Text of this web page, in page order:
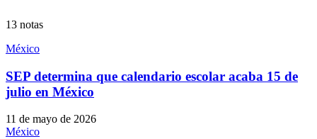
13 notas
México
SEP determina que calendario escolar acaba 15 de
julio en México
11 de mayo de 2026
México